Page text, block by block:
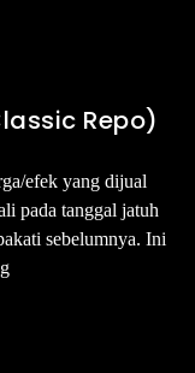
Repo)
efek yang dijual
pada tanggal jatuh
sebelumnya. Ini